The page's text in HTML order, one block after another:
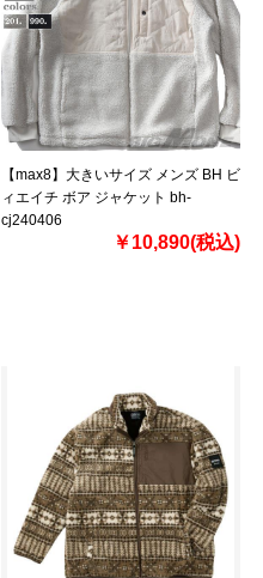
【max8】大きいサイズ メンズ BH ビ
ィエイチ ボア ジャケット bh-
cj240406
￥10,890(税込)